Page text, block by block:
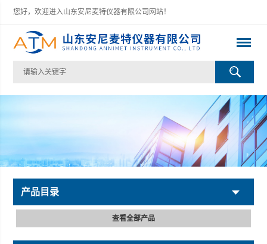
您好，欢迎进入山东安尼麦特仪器有限公司网站！
产品目录
查看全部产品